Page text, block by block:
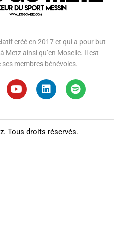
créé en 2017 et qui a pour but
Metz ainsi qu’en Moselle. Il est
membres bénévoles.
Tous droits réservés.